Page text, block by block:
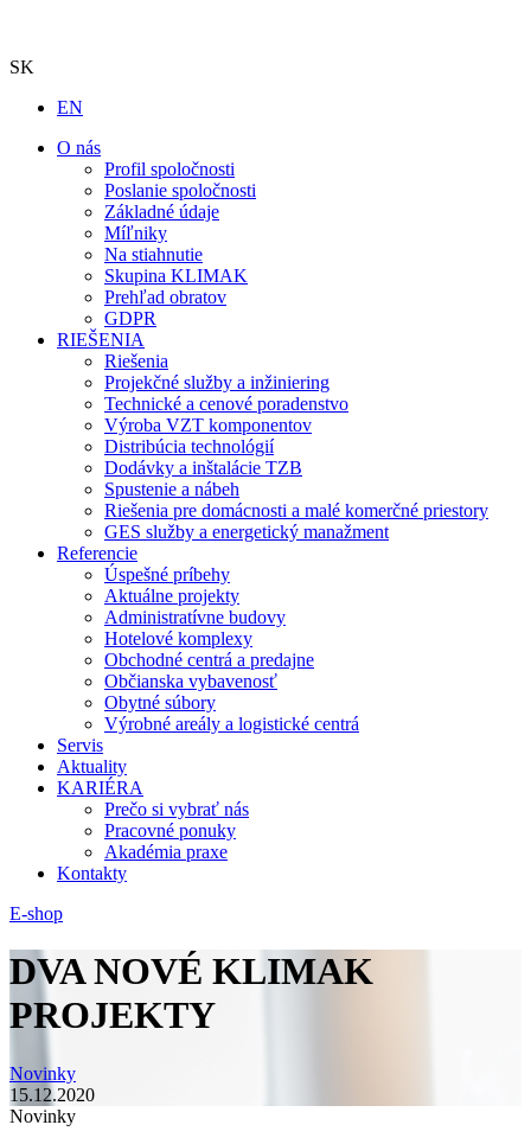
SK
EN
O nás
Profil spoločnosti
Poslanie spoločnosti
Základné údaje
Míľniky
Na stiahnutie
Skupina KLIMAK
Prehľad obratov
GDPR
RIEŠENIA
Riešenia
Projekčné služby a inžiniering
Technické a cenové poradenstvo
Výroba VZT komponentov
Distribúcia technológií
Dodávky a inštalácie TZB
Spustenie a nábeh
Riešenia pre domácnosti a malé komerčné priestory
GES služby a energetický manažment
Referencie
Úspešné príbehy
Aktuálne projekty
Administratívne budovy
Hotelové komplexy
Obchodné centrá a predajne
Občianska vybavenosť
Obytné súbory
Výrobné areály a logistické centrá
Servis
Aktuality
KARIÉRA
Prečo si vybrať nás
Pracovné ponuky
Akadémia praxe
Kontakty
E-shop
DVA NOVÉ KLIMAK
PROJEKTY
Novinky
15.12.2020
Novinky